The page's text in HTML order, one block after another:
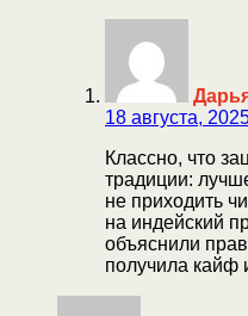
18 августа,
Классно, что
традиции:
не приходить
на индейский
объяснили
получила